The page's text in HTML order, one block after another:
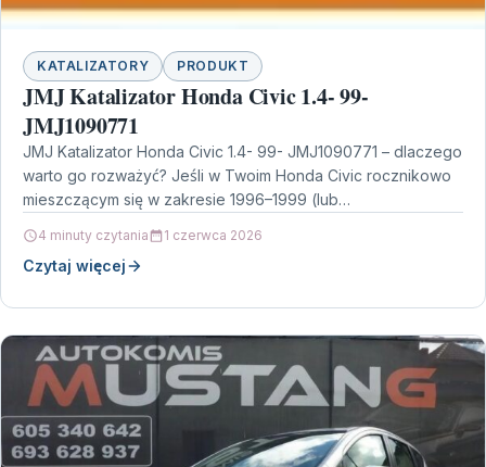
KATALIZATORY PRODUKT
JMJ Katalizator Honda Civic 1.4- 99-
JMJ1090771
JMJ Katalizator Honda Civic 1.4- 99- JMJ1090771 – dlaczego
warto go rozważyć? Jeśli w Twoim Honda Civic rocznikowo
mieszczącym się w zakresie 1996–1999 (lub…
4 minuty czytania 1 czerwca 2026
Czytaj więcej